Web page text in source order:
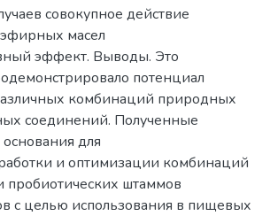
совокупное действие
масел
эффект. Выводы. Это
потенциал
комбинаций природных
соединений. Полученные
для
и оптимизации комбинаций
штаммов
с целью использования в пищевых